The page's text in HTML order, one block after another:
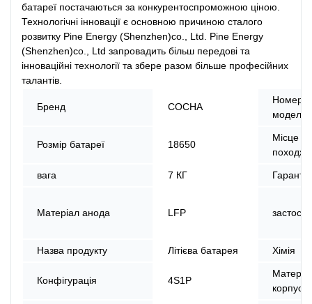
батареї постачаються за конкурентоспроможною ціною.
Технологічні інновації є основною причиною сталого
розвитку Pine Energy (Shenzhen)co., Ltd. Pine Energy
(Shenzhen)co., Ltd запровадить більш передові та
інноваційні технології та збере разом більше професійних
талантів.
Бренд СОСНА
Номер
моделі
Розмір батареї 18650
Місце
вага 7 КГ Гарантія
Матеріал анода LFP
Назва продукту Літієва батарея Хімія
Конфігурація 4S1P
корпусу